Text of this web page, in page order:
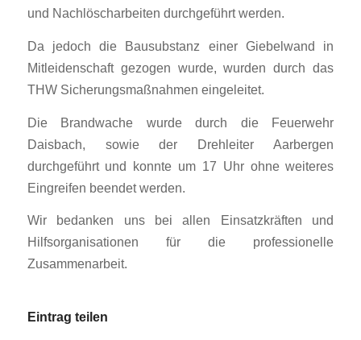
und Nachlöscharbeiten durchgeführt werden.
Da jedoch die Bausubstanz einer Giebelwand in
Mitleidenschaft gezogen wurde, wurden durch das
THW Sicherungsmaßnahmen eingeleitet.
Die Brandwache wurde durch die Feuerwehr
Daisbach, sowie der Drehleiter Aarbergen
durchgeführt und konnte um 17 Uhr ohne weiteres
Eingreifen beendet werden.
Wir bedanken uns bei allen Einsatzkräften und
Hilfsorganisationen für die professionelle
Zusammenarbeit.
Eintrag teilen